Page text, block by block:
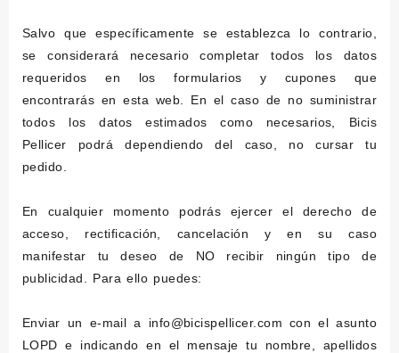
Salvo que específicamente se establezca lo contrario,
se considerará necesario completar todos los datos
requeridos en los formularios y cupones que
encontrarás en esta web. En el caso de no suministrar
todos los datos estimados como necesarios, Bicis
Pellicer podrá dependiendo del caso, no cursar tu
pedido.
En cualquier momento podrás ejercer el derecho de
acceso, rectificación, cancelación y en su caso
manifestar tu deseo de NO recibir ningún tipo de
publicidad. Para ello puedes:
Enviar un e-mail a info@bicispellicer.com con el asunto
LOPD e indicando en el mensaje tu nombre, apellidos